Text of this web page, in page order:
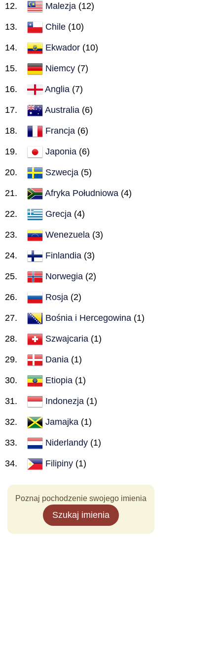
Malezja (12)
Chile (10)
Ekwador (10)
Niemcy (7)
Anglia (7)
Australia (6)
Francja (6)
Japonia (6)
Szwecja (5)
Afryka Południowa (4)
Grecja (4)
Wenezuela (3)
Finlandia (3)
Norwegia (2)
Rosja (2)
Bośnia i Hercegowina (1)
Szwajcaria (1)
Dania (1)
Etiopia (1)
Indonezja (1)
Jamajka (1)
Niderlandy (1)
Filipiny (1)
Poznaj pochodzenie swojego imienia
Szukaj imienia